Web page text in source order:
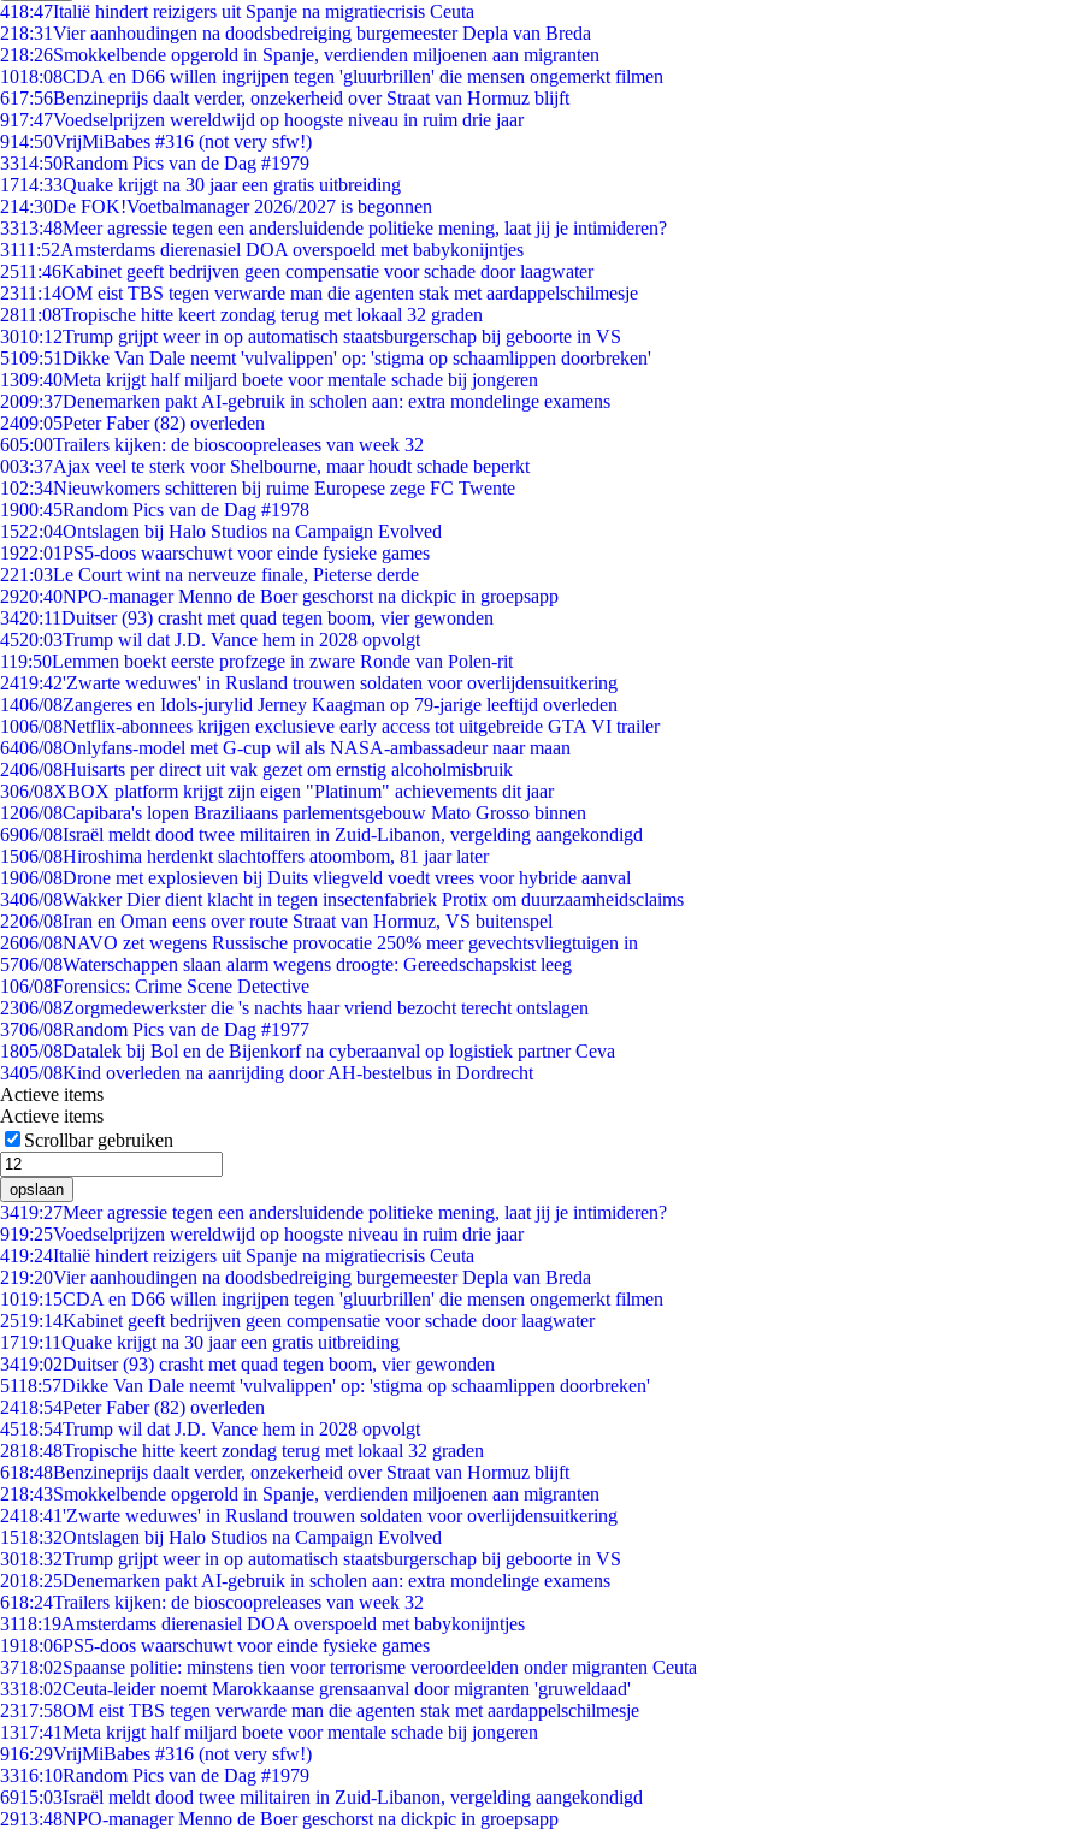
418:47Italië hindert reizigers uit Spanje na migratiecrisis Ceuta
218:31Vier aanhoudingen na doodsbedreiging burgemeester Depla van Breda
218:26Smokkelbende opgerold in Spanje, verdienden miljoenen aan migranten
1018:08CDA en D66 willen ingrijpen tegen 'gluurbrillen' die mensen ongemerkt filmen
617:56Benzineprijs daalt verder, onzekerheid over Straat van Hormuz blijft
917:47Voedselprijzen wereldwijd op hoogste niveau in ruim drie jaar
914:50VrijMiBabes #316 (not very sfw!)
3314:50Random Pics van de Dag #1979
1714:33Quake krijgt na 30 jaar een gratis uitbreiding
214:30De FOK!Voetbalmanager 2026/2027 is begonnen
3313:48Meer agressie tegen een andersluidende politieke mening, laat jij je intimideren?
3111:52Amsterdams dierenasiel DOA overspoeld met babykonijntjes
2511:46Kabinet geeft bedrijven geen compensatie voor schade door laagwater
2311:14OM eist TBS tegen verwarde man die agenten stak met aardappelschilmesje
2811:08Tropische hitte keert zondag terug met lokaal 32 graden
3010:12Trump grijpt weer in op automatisch staatsburgerschap bij geboorte in VS
5109:51Dikke Van Dale neemt 'vulvalippen' op: 'stigma op schaamlippen doorbreken'
1309:40Meta krijgt half miljard boete voor mentale schade bij jongeren
2009:37Denemarken pakt AI-gebruik in scholen aan: extra mondelinge examens
2409:05Peter Faber (82) overleden
605:00Trailers kijken: de bioscoopreleases van week 32
003:37Ajax veel te sterk voor Shelbourne, maar houdt schade beperkt
102:34Nieuwkomers schitteren bij ruime Europese zege FC Twente
1900:45Random Pics van de Dag #1978
1522:04Ontslagen bij Halo Studios na Campaign Evolved
1922:01PS5-doos waarschuwt voor einde fysieke games
221:03Le Court wint na nerveuze finale, Pieterse derde
2920:40NPO-manager Menno de Boer geschorst na dickpic in groepsapp
3420:11Duitser (93) crasht met quad tegen boom, vier gewonden
4520:03Trump wil dat J.D. Vance hem in 2028 opvolgt
119:50Lemmen boekt eerste profzege in zware Ronde van Polen-rit
2419:42'Zwarte weduwes' in Rusland trouwen soldaten voor overlijdensuitkering
1406/08Zangeres en Idols-jurylid Jerney Kaagman op 79-jarige leeftijd overleden
1006/08Netflix-abonnees krijgen exclusieve early access tot uitgebreide GTA VI trailer
6406/08Onlyfans-model met G-cup wil als NASA-ambassadeur naar maan
2406/08Huisarts per direct uit vak gezet om ernstig alcoholmisbruik
306/08XBOX platform krijgt zijn eigen "Platinum" achievements dit jaar
1206/08Capibara's lopen Braziliaans parlementsgebouw Mato Grosso binnen
6906/08Israël meldt dood twee militairen in Zuid-Libanon, vergelding aangekondigd
1506/08Hiroshima herdenkt slachtoffers atoombom, 81 jaar later
1906/08Drone met explosieven bij Duits vliegveld voedt vrees voor hybride aanval
3406/08Wakker Dier dient klacht in tegen insectenfabriek Protix om duurzaamheidsclaims
2206/08Iran en Oman eens over route Straat van Hormuz, VS buitenspel
2606/08NAVO zet wegens Russische provocatie 250% meer gevechtsvliegtuigen in
5706/08Waterschappen slaan alarm wegens droogte: Gereedschapskist leeg
106/08Forensics: Crime Scene Detective
2306/08Zorgmedewerkster die 's nachts haar vriend bezocht terecht ontslagen
3706/08Random Pics van de Dag #1977
1805/08Datalek bij Bol en de Bijenkorf na cyberaanval op logistiek partner Ceva
3405/08Kind overleden na aanrijding door AH-bestelbus in Dordrecht
Actieve items
Actieve items
Scrollbar gebruiken
opslaan
3419:27Meer agressie tegen een andersluidende politieke mening, laat jij je intimideren?
919:25Voedselprijzen wereldwijd op hoogste niveau in ruim drie jaar
419:24Italië hindert reizigers uit Spanje na migratiecrisis Ceuta
219:20Vier aanhoudingen na doodsbedreiging burgemeester Depla van Breda
1019:15CDA en D66 willen ingrijpen tegen 'gluurbrillen' die mensen ongemerkt filmen
2519:14Kabinet geeft bedrijven geen compensatie voor schade door laagwater
1719:11Quake krijgt na 30 jaar een gratis uitbreiding
3419:02Duitser (93) crasht met quad tegen boom, vier gewonden
5118:57Dikke Van Dale neemt 'vulvalippen' op: 'stigma op schaamlippen doorbreken'
2418:54Peter Faber (82) overleden
4518:54Trump wil dat J.D. Vance hem in 2028 opvolgt
2818:48Tropische hitte keert zondag terug met lokaal 32 graden
618:48Benzineprijs daalt verder, onzekerheid over Straat van Hormuz blijft
218:43Smokkelbende opgerold in Spanje, verdienden miljoenen aan migranten
2418:41'Zwarte weduwes' in Rusland trouwen soldaten voor overlijdensuitkering
1518:32Ontslagen bij Halo Studios na Campaign Evolved
3018:32Trump grijpt weer in op automatisch staatsburgerschap bij geboorte in VS
2018:25Denemarken pakt AI-gebruik in scholen aan: extra mondelinge examens
618:24Trailers kijken: de bioscoopreleases van week 32
3118:19Amsterdams dierenasiel DOA overspoeld met babykonijntjes
1918:06PS5-doos waarschuwt voor einde fysieke games
3718:02Spaanse politie: minstens tien voor terrorisme veroordeelden onder migranten Ceuta
3318:02Ceuta-leider noemt Marokkaanse grensaanval door migranten 'gruweldaad'
2317:58OM eist TBS tegen verwarde man die agenten stak met aardappelschilmesje
1317:41Meta krijgt half miljard boete voor mentale schade bij jongeren
916:29VrijMiBabes #316 (not very sfw!)
3316:10Random Pics van de Dag #1979
6915:03Israël meldt dood twee militairen in Zuid-Libanon, vergelding aangekondigd
2913:48NPO-manager Menno de Boer geschorst na dickpic in groepsapp